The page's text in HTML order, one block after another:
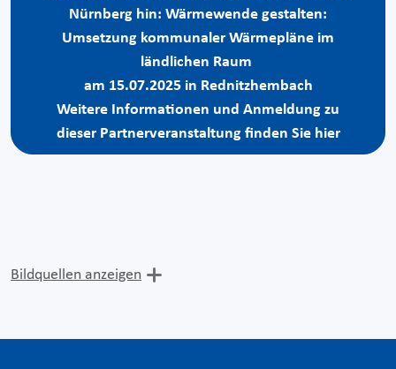
Nürnberg hin: Wärmewende gestalten:
Umsetzung kommunaler Wärmepläne im
ländlichen Raum
am 15.07.2025 in Rednitzhembach
Weitere Informationen und Anmeldung zu
dieser Partnerveranstaltung finden Sie hier
Bildquellen anzeigen